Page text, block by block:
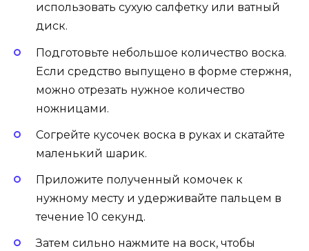
использовать сухую салфетку или ватный
диск.
Подготовьте небольшое количество воска.
Если средство выпущено в форме стержня,
можно отрезать нужное количество
ножницами.
Согрейте кусочек воска в руках и скатайте
маленький шарик.
Приложите полученный комочек к
нужному месту и удерживайте пальцем в
течение 10 секунд.
Затем сильно нажмите на воск, чтобы